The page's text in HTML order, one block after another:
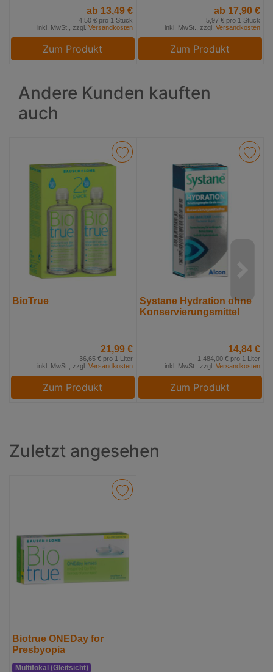
ab 13,49 €
4,50 € pro 1 Stück
inkl. MwSt., zzgl. Versandkosten
Zum Produkt
ab 17,90 €
5,97 € pro 1 Stück
inkl. MwSt., zzgl. Versandkosten
Zum Produkt
Andere Kunden kauften
auch
BioTrue
21,99 €
36,65 € pro 1 Liter
inkl. MwSt., zzgl. Versandkosten
Zum Produkt
Systane Hydration ohne
Konservierungsmittel
14,84 €
1.484,00 € pro 1 Liter
inkl. MwSt., zzgl. Versandkosten
Zum Produkt
Zuletzt angesehen
Biotrue ONEDay for
Presbyopia
Multifokal (Gleitsicht)